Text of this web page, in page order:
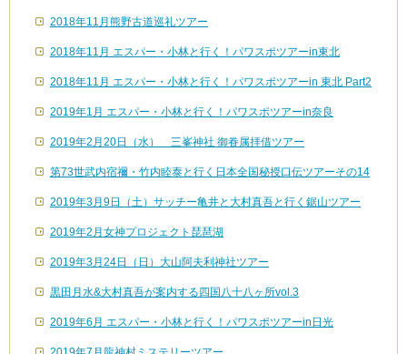
2018年11月熊野古道巡礼ツアー
2018年11月 エスパー・小林と行く！パワスポツアーin東北
2018年11月 エスパー・小林と行く！パワスポツアーin 東北 Part2
2019年1月 エスパー・小林と行く！パワスポツアーin奈良
2019年2月20日（水） 三峯神社 御眷属拝借ツアー
第73世武内宿禰・竹内睦泰と行く日本全国秘授口伝ツアーその14
2019年3月9日（土）サッチー亀井と大村真吾と行く鋸山ツアー
2019年2月女神プロジェクト琵琶湖
2019年3月24日（日）大山阿夫利神社ツアー
黒田月水&大村真吾が案内する四国八十八ヶ所vol.3
2019年6月 エスパー・小林と行く！パワスポツアーin日光